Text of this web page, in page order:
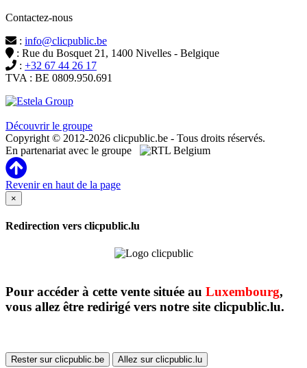
Contactez-nous
: info@clicpublic.be
: Rue du Bosquet 21, 1400 Nivelles - Belgique
: +32 67 44 26 17
TVA : BE 0809.950.691
Découvrir le groupe
Copyright © 2012-2026 clicpublic.be - Tous droits réservés.
En partenariat avec le groupe
Revenir en haut de la page
×
Redirection vers clicpublic.lu
Pour accéder à cette vente située au Luxembourg,
vous allez être redirigé vers notre site clicpublic.lu.
Rester sur clicpublic.be Allez sur clicpublic.lu